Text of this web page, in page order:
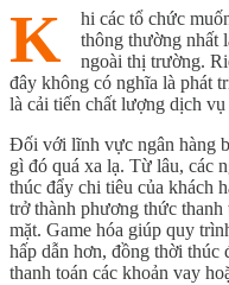
K
hi các tổ chức
thông thường nhất
ngoài thị trường.
đây không có nghĩa là phát
là cải tiến chất lượng dịch vụ
Đối với lĩnh vực ngân hàng
gì đó quá xa lạ. Từ lâu, các
thúc đẩy chi tiêu của khách
trở thành phương thức
mặt. Game hóa giúp quy
hấp dẫn hơn, đồng thời thúc
thanh toán các khoản vay